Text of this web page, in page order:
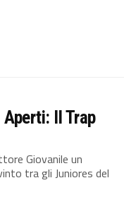
Il Trap
Giovanile un
tra gli Juniores del